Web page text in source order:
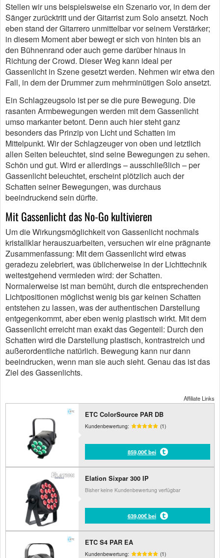
Stellen wir uns beispielsweise ein Szenario vor, in dem der
Sänger zurücktritt und der Gitarrist zum Solo ansetzt. Noch
eben stand der Gitarrero unmittelbar vor seinem Verstärker;
in diesem Moment aber bewegt er sich von hinten bis an
den Bühnenrand oder auch gerne darüber hinaus in
Richtung der Crowd. Dieser Weg kann ideal per
Gassenlicht in Szene gesetzt werden. Nehmen wir etwa den
Fall, in dem der Drummer zum mehrminütigen Solo ansetzt.
Ein Schlagzeugsolo ist per se die pure Bewegung. Die
rasanten Armbewegungen werden mit dem Gassenlicht
umso markanter betont. Denn auch hier steht ganz
besonders das Prinzip von Licht und Schatten im
Mittelpunkt. Wir der Schlagzeuger von oben und letztlich
allen Seiten beleuchtet, sind seine Bewegungen zu sehen.
Schön und gut. Wird er allerdings – ausschließlich – per
Gassenlicht beleuchtet, erscheint plötzlich auch der
Schatten seiner Bewegungen, was durchaus
beeindruckend sein dürfte.
Mit Gassenlicht das No-Go kultivieren
Um die Wirkungsmöglichkeit von Gassenlicht nochmals
kristallklar herauszuarbeiten, versuchen wir eine prägnante
Zusammenfassung: Mit dem Gassenlicht wird etwas
geradezu zelebriert, was üblicherweise in der Lichttechnik
weitestgehend vermieden wird: der Schatten.
Normalerweise ist man bemüht, durch die entsprechenden
Lichtpositionen möglichst wenig bis gar keinen Schatten
entstehen zu lassen, was der authentischen Darstellung
entgegenkommt, aber eben wenig plastisch wirkt. Mit dem
Gassenlicht erreicht man exakt das Gegenteil: Durch den
Schatten wird die Darstellung plastisch, kontrastreich und
außerordentliche natürlich. Bewegung kann nur dann
beeindrucken, wenn man sie auch sieht. Genau das ist das
Ziel des Gassenlichts.
Affiliate Links
ETC ColorSource PAR DB
Kundenbewertung: (1)
859,00€ bei
Elation Sixpar 300 IP
Bisher keine Kundenbewertung verfügbar
639,00€ bei
ETC S4 PAR EA
Kundenbewertung: (1)